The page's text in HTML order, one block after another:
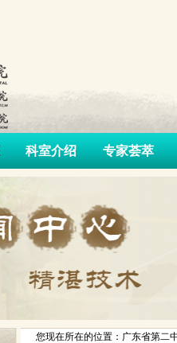
科室介绍 专家荟萃
您现在所在的位置：广东省第二